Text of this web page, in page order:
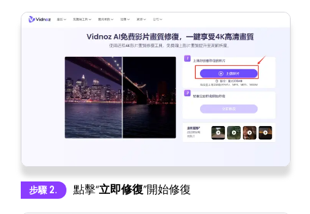
步驟 2. 點擊“立即修復”開始修復